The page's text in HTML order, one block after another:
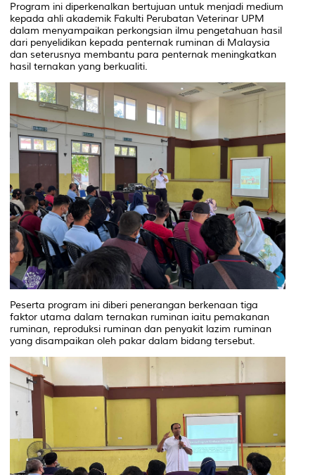
Program ini diperkenalkan bertujuan untuk menjadi medium
kepada ahli akademik Fakulti Perubatan Veterinar UPM
dalam menyampaikan perkongsian ilmu pengetahuan hasil
dari penyelidikan kepada penternak ruminan di Malaysia
dan seterusnya membantu para penternak meningkatkan
hasil ternakan yang berkualiti.
Peserta program ini diberi penerangan berkenaan tiga
faktor utama dalam ternakan ruminan iaitu pemakanan
ruminan, reproduksi ruminan dan penyakit lazim ruminan
yang disampaikan oleh pakar dalam bidang tersebut.